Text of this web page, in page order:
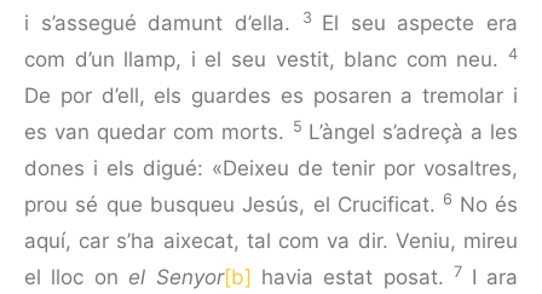
i s’assegué damunt d’ella.
3 El seu aspecte era
com d’un llamp, i el seu vestit, blanc com neu. 4
De por d’ell, els guardes es posaren a tremolar i
es van quedar com morts. 5 L’àngel s’adreçà a les
dones i els digué: «Deixeu de tenir por vosaltres,
prou sé que busqueu Jesús, el Crucificat. 6 No és
aquí, car s’ha aixecat, tal com va dir. Veniu, mireu
el lloc on el Senyor[b] havia estat posat. 7 I ara